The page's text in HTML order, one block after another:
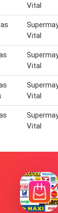
Vital
Vital
Vital
Vital
Vital